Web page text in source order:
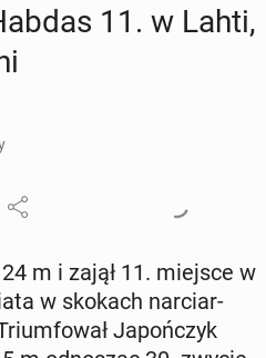
11. w Lahti,
m i zajął 11. miejsce w
w skokach nar­ciar­
Ja­poń­czyk